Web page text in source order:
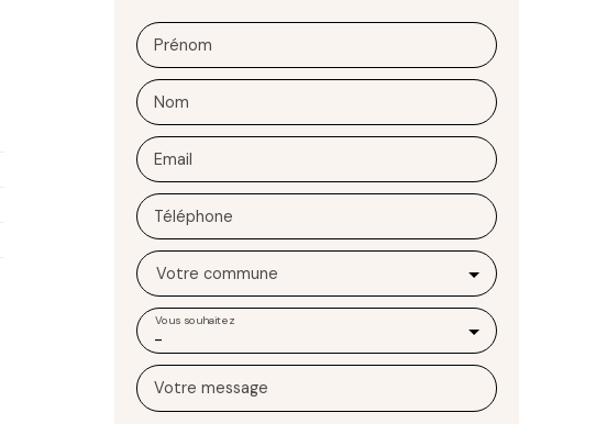
Prénom
Nom
Email
Téléphone
Votre commune
-
Vous souhaitez
Votre message